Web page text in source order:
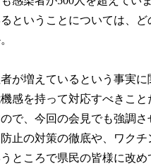
ということについては、
が増えているという事実
感を持って対応すべきこと
で、今回の会見でも強調さ
止の対策の徹底や、ワク
ところで県民の皆様に改